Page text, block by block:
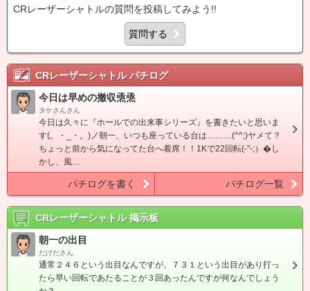
CRレーザーシャトルの質問を投稿してみよう!!
質問する
CRレーザーシャトルパチログ
今日は早めの撤収焏焏
タケさんさん
今日は久々に『ホールでの出来事シリーズ』を書きたいと思いま
す(。・_・。)ノ朝一、いつも座っている台は………(^^;)ヤメて？
ちょっと前から気になってた台へ着席！！1Kで22回転(-"-;）�し
かし、風…
パチログを書く パチログ一覧
CRレーザーシャトル掲示板
朝一の出目
だげださん
通常２４６という出目なんですが、７３１という出目があり打っ
たら早い回転であたることが３回あったんですが何なんでしょう